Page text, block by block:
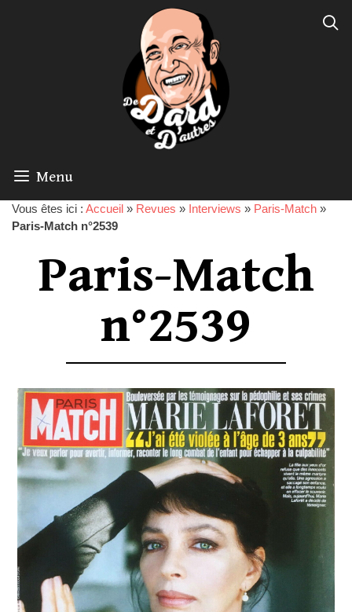
Menu
Vous êtes ici : Accueil » Revues » Interviews » Paris-Match »
Paris-Match n°2539
Paris-Match
n°2539